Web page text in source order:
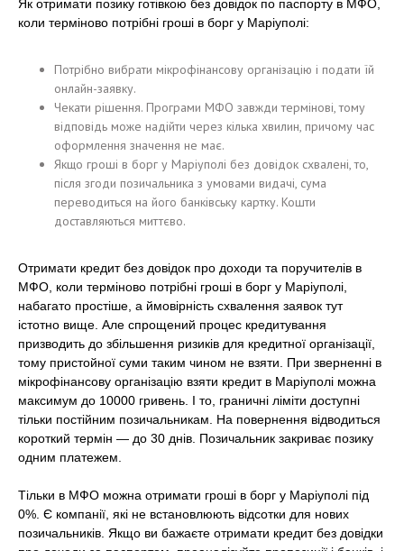
Як отримати позику готівкою без довідок по паспорту в МФО,
коли терміново потрібні гроші в борг у Маріуполі:
Потрібно вибрати мікрофінансову організацію і подати їй
онлайн-заявку.
Чекати рішення. Програми МФО завжди термінові, тому
відповідь може надійти через кілька хвилин, причому час
оформлення значення не має.
Якщо гроші в борг у Маріуполі без довідок схвалені, то,
після згоди позичальника з умовами видачі, сума
переводиться на його банківську картку. Кошти
доставляються миттєво.
Отримати кредит без довідок про доходи та поручителів в
МФО, коли терміново потрібні гроші в борг у Маріуполі,
набагато простіше, а ймовірність схвалення заявок тут
істотно вище. Але спрощений процес кредитування
призводить до збільшення ризиків для кредитної організації,
тому пристойної суми таким чином не взяти. При зверненні в
мікрофінансову організацію взяти кредит в Маріуполі можна
максимум до 10000 гривень. І то, граничні ліміти доступні
тільки постійним позичальникам. На повернення відводиться
короткий термін — до 30 днів. Позичальник закриває позику
одним платежем.
Тільки в МФО можна отримати гроші в борг у Маріуполі під
0%. Є компанії, які не встановлюють відсотки для нових
позичальників. Якщо ви бажаєте отримати кредит без довідки